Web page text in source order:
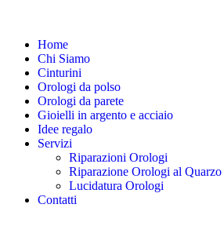
Home
Chi Siamo
Cinturini
Orologi da polso
Orologi da parete
Gioielli in argento e acciaio
Idee regalo
Servizi
Riparazioni Orologi
Riparazione Orologi al Quarzo
Lucidatura Orologi
Contatti